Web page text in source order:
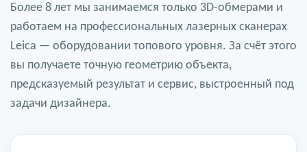
Более 8 лет мы занимаемся только 3D-обмерами и
работаем на профессиональных лазерных сканерах
Leica — оборудовании топового уровня. За счёт этого
вы получаете точную геометрию объекта,
предсказуемый результат и сервис, выстроенный под
задачи дизайнера.